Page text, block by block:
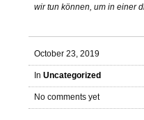
wir tun können, um in einer
October 23, 2019
In Uncategorized
No comments yet